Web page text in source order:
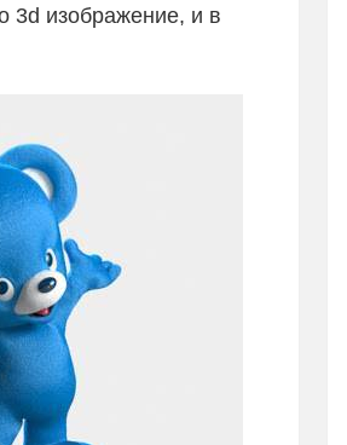
3d изображение, и в